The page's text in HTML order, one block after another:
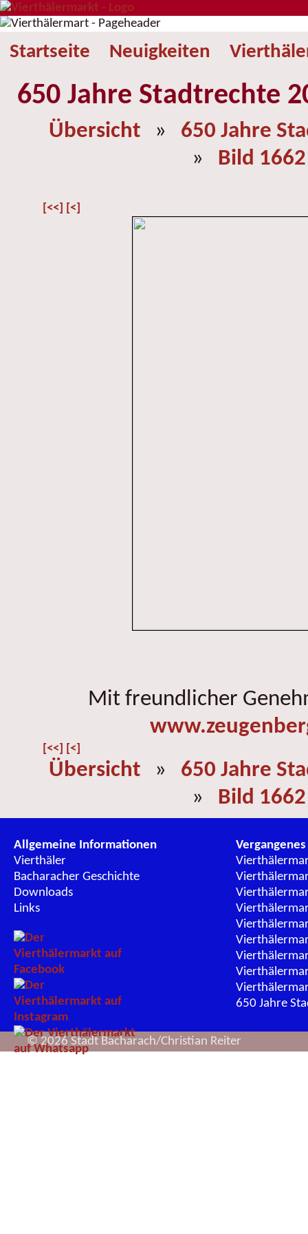
Startseite Neuigkeiten
650 Jahre Stadtrechte
Übersicht » 650 Jahre
» Bild 1662
[<<] [<]
Mit freundlicher
[<<] [<]
Übersicht » 650 Jahre
» Bild 1662
Allgemeine Informationen
Vierthäler
Bacharacher Geschichte
Downloads
Links
Vergangenes
650 Jahre
© 2026 Stadt Bacharach/Christian Reiter